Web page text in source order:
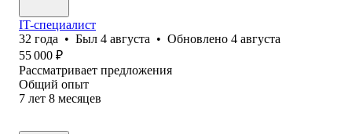
IT-специалист
32 года • Был 4 августа • Обновлено 4 августа
55 000 ₽
Рассматривает предложения
Общий опыт
7 лет 8 месяцев